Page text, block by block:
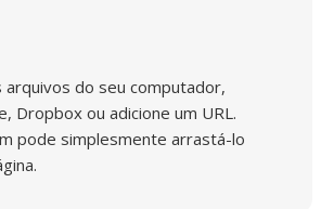
arquivos do seu computador,
Dropbox ou adicione um URL.
pode simplesmente arrastá-lo